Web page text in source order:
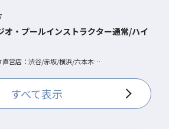
オ・プールインストラクター通常/ハイ
直営店：渋谷/赤坂/横浜/六本木
WAVE アリーナおおた/カルッツ川崎/奥戸総合ス
ー体育館/奥戸総合スポーツセンター温水ﾌﾟｰﾙ館･
総合スポーツセンター/すみだスポーツ健康センタ
すべて表示